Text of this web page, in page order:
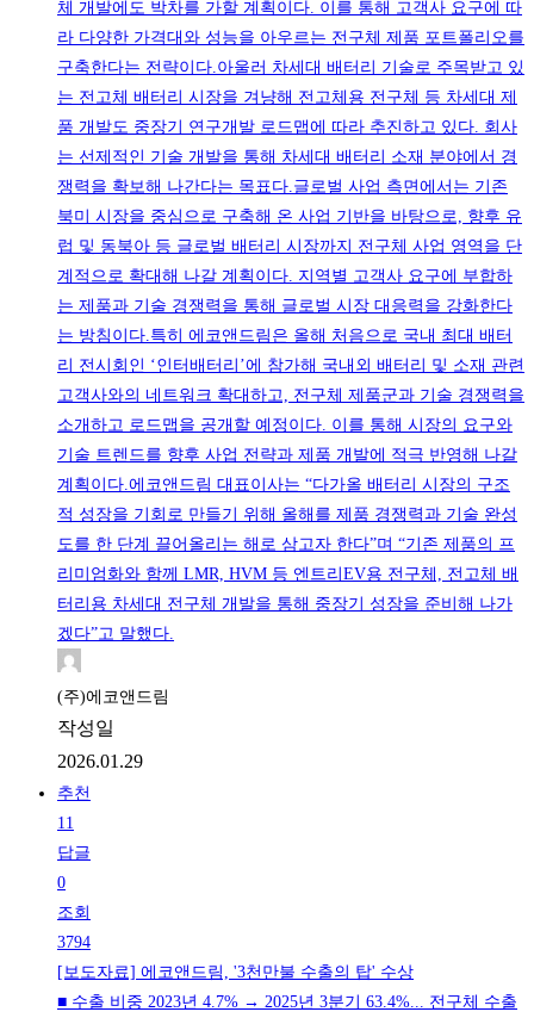
체 개발에도 박차를 가할 계획이다. 이를 통해 고객사 요구에 따
라 다양한 가격대와 성능을 아우르는 전구체 제품 포트폴리오를
구축한다는 전략이다.아울러 차세대 배터리 기술로 주목받고 있
는 전고체 배터리 시장을 겨냥해 전고체용 전구체 등 차세대 제
품 개발도 중장기 연구개발 로드맵에 따라 추진하고 있다. 회사
는 선제적인 기술 개발을 통해 차세대 배터리 소재 분야에서 경
쟁력을 확보해 나간다는 목표다.글로벌 사업 측면에서는 기존
북미 시장을 중심으로 구축해 온 사업 기반을 바탕으로, 향후 유
럽 및 동북아 등 글로벌 배터리 시장까지 전구체 사업 영역을 단
계적으로 확대해 나갈 계획이다. 지역별 고객사 요구에 부합하
는 제품과 기술 경쟁력을 통해 글로벌 시장 대응력을 강화한다
는 방침이다.특히 에코앤드림은 올해 처음으로 국내 최대 배터
리 전시회인 ‘인터배터리’에 참가해 국내외 배터리 및 소재 관련
고객사와의 네트워크 확대하고, 전구체 제품군과 기술 경쟁력을
소개하고 로드맵을 공개할 예정이다. 이를 통해 시장의 요구와
기술 트렌드를 향후 사업 전략과 제품 개발에 적극 반영해 나갈
계획이다.에코앤드림 대표이사는 “다가올 배터리 시장의 구조
적 성장을 기회로 만들기 위해 올해를 제품 경쟁력과 기술 완성
도를 한 단계 끌어올리는 해로 삼고자 한다”며 “기존 제품의 프
리미엄화와 함께 LMR, HVM 등 엔트리EV용 전구체, 전고체 배
터리용 차세대 전구체 개발을 통해 중장기 성장을 준비해 나가
겠다”고 말했다.
(주)에코앤드림
작성일
2026.01.29
추천
11
답글
0
조회
3794
[보도자료] 에코앤드림, '3천만불 수출의 탑' 수상
■ 수출 비중 2023년 4.7% → 2025년 3분기 63.4%... 전구체 수출